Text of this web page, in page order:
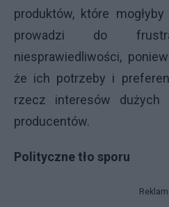
produktów, które
prowadzi do
niesprawiedliwości,
że ich potrzeby i
rzecz interesów dużych
producentów.
Polityczne tło sporu